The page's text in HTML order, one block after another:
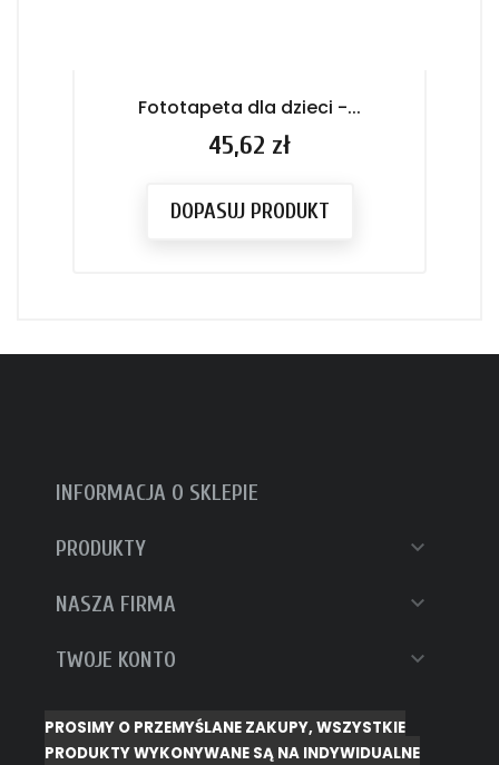
Fototapeta dla dzieci -...
Cena
45,62 zł
DOPASUJ PRODUKT
INFORMACJA O SKLEPIE
PRODUKTY 
NASZA FIRMA 
TWOJE KONTO 
PROSIMY O PRZEMYŚLANE ZAKUPY, WSZYSTKIE
PRODUKTY WYKONYWANE SĄ NA INDYWIDUALNE